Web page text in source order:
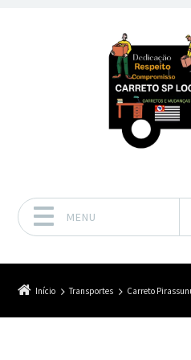
MENU
Início Transportes Carreto